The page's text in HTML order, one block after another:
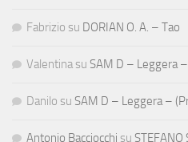
Fabrizio su DORIAN O. A. – Tao
Valentina su SAM D – Leggera
Danilo su SAM D – Leggera –
Antonio Bacciocchi su STEFANO